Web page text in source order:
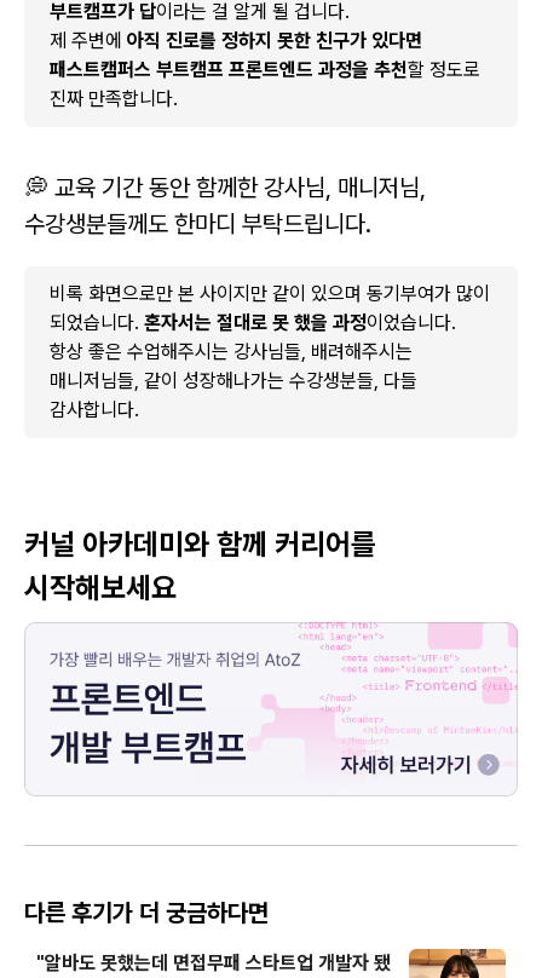
부트캠프가 답이라는 걸 알게 될 겁니다.
제 주변에 아직 진로를 정하지 못한 친구가 있다면
패스트캠퍼스 부트캠프 프론트엔드 과정을 추천할 정도로
진짜 만족합니다.
💭 교육 기간 동안 함께한 강사님, 매니저님,
수강생분들께도 한마디 부탁드립니다.
비록 화면으로만 본 사이지만 같이 있으며 동기부여가 많이
되었습니다. 혼자서는 절대로 못 했을 과정이었습니다.
항상 좋은 수업해주시는 강사님들, 배려해주시는
매니저님들, 같이 성장해나가는 수강생분들, 다들
감사합니다.
커널 아카데미와 함께 커리어를
시작해보세요
다른 후기가 더 궁금하다면
"알바도 못했는데 면접무패 스타트업 개발자 됐